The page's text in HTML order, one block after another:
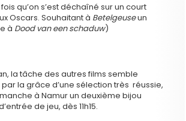
qu’on s’est déchaîné sur un court
Oscars. Souhaitant à Betelgeuseun
à Dood van een schaduw)
la tâche des autres films semble
la grâce d’une sélection très réussie,
à Namur un deuxième bijou
de jeu, dès 11h15.